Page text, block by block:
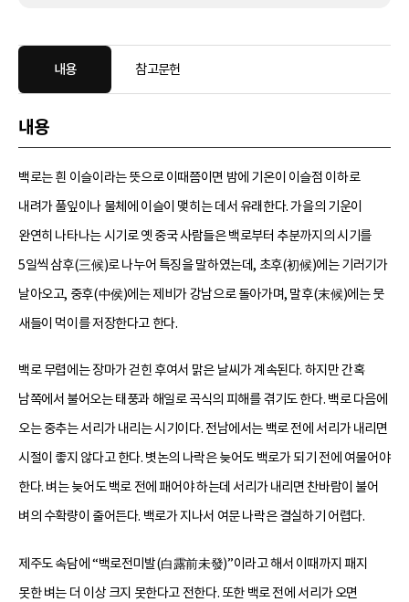
내용 참고문헌
내용
백로는 흰 이슬이라는 뜻으로 이때쯤이면 밤에 기온이 이슬점 이하로
내려가 풀잎이나 물체에 이슬이 맺히는 데서 유래한다. 가을의 기운이
완연히 나타나는 시기로 옛 중국 사람들은 백로부터 추분까지의 시기를
5일씩 삼후(三候)로 나누어 특징을 말하였는데, 초후(初候)에는 기러기가
날아오고, 중후(中侯)에는 제비가 강남으로 돌아가며, 말후(末候)에는 뭇
새들이 먹이를 저장한다고 한다.
백로 무렵에는 장마가 걷힌 후여서 맑은 날씨가 계속된다. 하지만 간혹
남쪽에서 불어오는 태풍과 해일로 곡식의 피해를 겪기도 한다. 백로 다음에
오는 중추는 서리가 내리는 시기이다. 전남에서는 백로 전에 서리가 내리면
시절이 좋지 않다고 한다. 볏논의 나락은 늦어도 백로가 되기 전에 여물어야
한다. 벼는 늦어도 백로 전에 패어야 하는데 서리가 내리면 찬바람이 불어
벼의 수확량이 줄어든다. 백로가 지나서 여문 나락은 결실하기 어렵다.
제주도 속담에 “백로전미발(白露前未發)”이라고 해서 이때까지 패지
못한 벼는 더 이상 크지 못한다고 전한다. 또한 백로 전에 서리가 오면